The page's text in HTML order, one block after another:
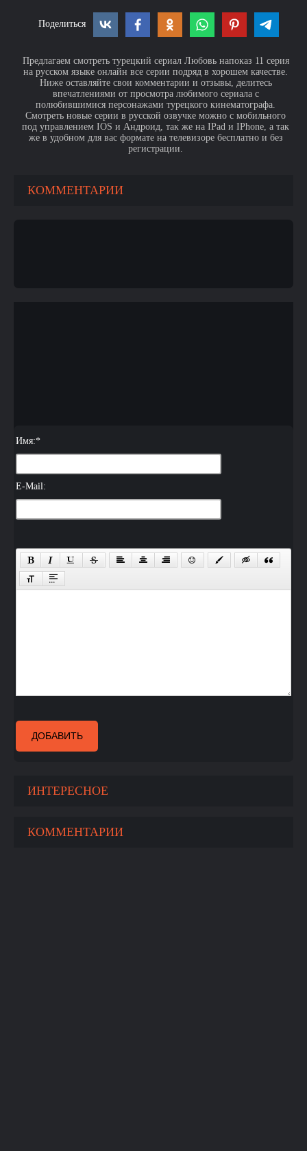
Поделиться
Предлагаем смотреть турецкий сериал Любовь напоказ 11 серия
на русском языке онлайн все серии подряд в хорошем качестве.
Ниже оставляйте свои комментарии и отзывы, делитесь
впечатлениями от просмотра любимого сериала с
полюбившимися персонажами турецкого кинематографа.
Смотреть новые серии в русской озвучке можно с мобильного
под управлением IOS и Андроид, так же на IPad и IPhone, а так
же в удобном для вас формате на телевизоре бесплатно и без
регистрации.
КОММЕНТАРИИ
Имя:*
E-Mail:
ДОБАВИТЬ
ИНТЕРЕСНОЕ
КОММЕНТАРИИ